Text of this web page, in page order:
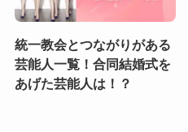
統一教会とつながりがある
芸能人一覧！合同結婚式を
あげた芸能人は！？